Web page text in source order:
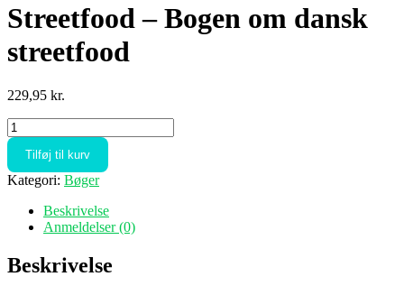
Streetfood – Bogen om dansk
streetfood
229,95 kr.
Streetfood
-
Bogen
om
dansk
streetfood
antal
Tilføj til kurv
Kategori: Bøger
Beskrivelse
Anmeldelser (0)
Beskrivelse